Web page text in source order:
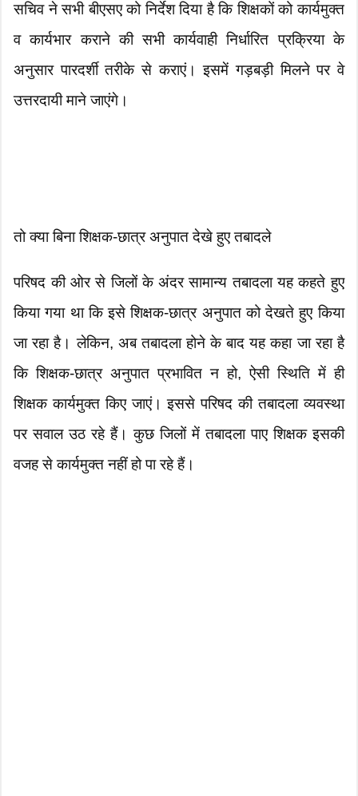
सचिव ने सभी बीएसए को निर्देश दिया है कि शिक्षकों को कार्यमुक्त
व कार्यभार कराने की सभी कार्यवाही निर्धारित प्रक्रिया के
अनुसार पारदर्शी तरीके से कराएं। इसमें गड़बड़ी मिलने पर वे
उत्तरदायी माने जाएंगे।
तो क्या बिना शिक्षक-छात्र अनुपात देखे हुए तबादले
परिषद की ओर से जिलों के अंदर सामान्य तबादला यह कहते हुए
किया गया था कि इसे शिक्षक-छात्र अनुपात को देखते हुए किया
जा रहा है। लेकिन, अब तबादला होने के बाद यह कहा जा रहा है
कि शिक्षक-छात्र अनुपात प्रभावित न हो, ऐसी स्थिति में ही
शिक्षक कार्यमुक्त किए जाएं। इससे परिषद की तबादला व्यवस्था
पर सवाल उठ रहे हैं। कुछ जिलों में तबादला पाए शिक्षक इसकी
वजह से कार्यमुक्त नहीं हो पा रहे हैं।